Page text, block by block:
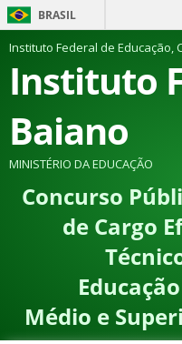
BRASIL
Instituto Federal de Educação,
Instituto
Baiano
MINISTÉRIO DA EDUCAÇÃO
Concurso
de Cargo
Médio e